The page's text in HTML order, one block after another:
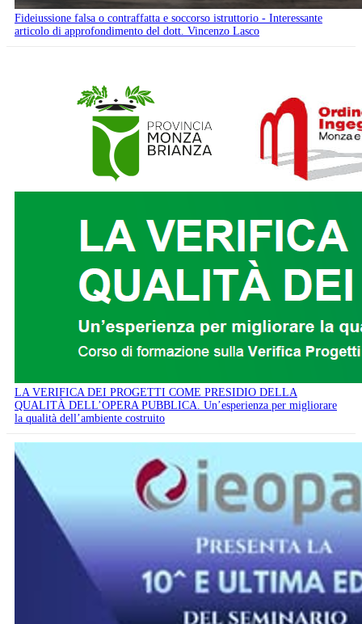
Fideiussione falsa o contraffatta e soccorso istruttorio - Interessante
articolo di approfondimento del dott. Vincenzo Lasco
LA VERIFICA DEI PROGETTI COME PRESIDIO DELLA
QUALITÀ DELL’OPERA PUBBLICA. Un’esperienza per migliorare
la qualità dell’ambiente costruito